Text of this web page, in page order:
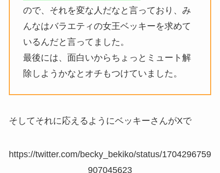
ので、それを変な人だなと言っており、み
んなはバラエティの女王ベッキーを求めて
いるんだと言ってました。
最後には、面白いからちょっとミュート解
除しようかなとオチもつけていました。
そしてそれに応えるようにベッキーさんがXで
https://twitter.com/becky_bekiko/status/1704296759
907045623